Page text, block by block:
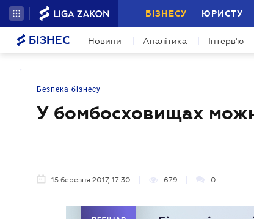
БІЗНЕСУ ЮРИСТУ
БІЗНЕС Новини Аналітика Інтерв'ю
Безпека бізнесу
У бомбосховищах
15 березня 2017, 17:30 679 0